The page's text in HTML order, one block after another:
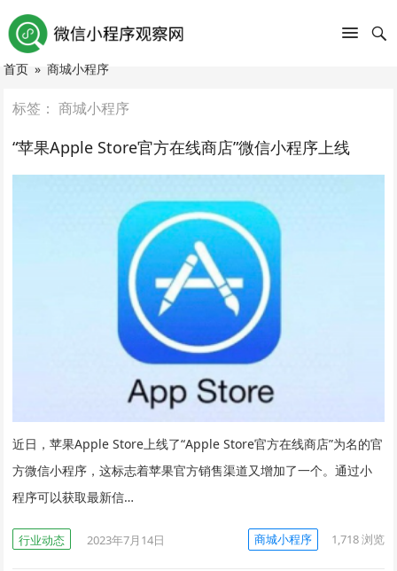
首页 » 商城小程序
标签：商城小程序
“苹果Apple Store官方在线商店”微信小程序上线
近日，苹果Apple Store上线了“Apple Store官方在线商店”为名的官
方微信小程序，这标志着苹果官方销售渠道又增加了一个。通过小
程序可以获取最新信…
行业动态 2023年7月14日 商城小程序 1,718浏览